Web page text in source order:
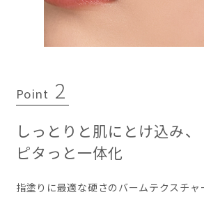
Point 2
しっとりと肌にとけ込み、
ピタっと一体化
指塗りに最適な硬さのバームテクスチャ